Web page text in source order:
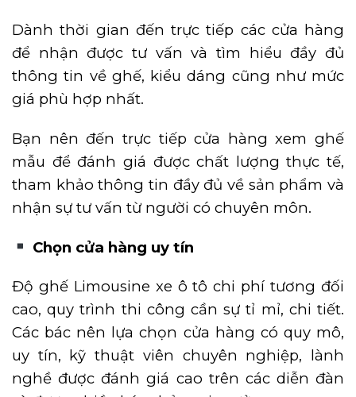
Dành thời gian đến trực tiếp các cửa hàng
để nhận được tư vấn và tìm hiểu đầy đủ
thông tin về ghế, kiểu dáng cũng như mức
giá phù hợp nhất.
Bạn nên đến trực tiếp cửa hàng xem ghế
mẫu để đánh giá được chất lượng thực tế,
tham khảo thông tin đầy đủ về sản phẩm và
nhận sự tư vấn từ người có chuyên môn.
Chọn cửa hàng uy tín
Độ ghế Limousine xe ô tô chi phí tương đối
cao, quy trình thi công cần sự tỉ mỉ, chi tiết.
Các bác nên lựa chọn cửa hàng có quy mô,
uy tín, kỹ thuật viên chuyên nghiệp, lành
nghề được đánh giá cao trên các diễn đàn